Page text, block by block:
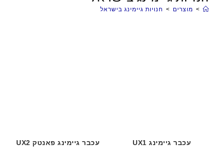
> מוצרים > חנויות גיימינג בישראל
עכבר גיימינג UX1 עכבר גיימינג פאנטק UX2